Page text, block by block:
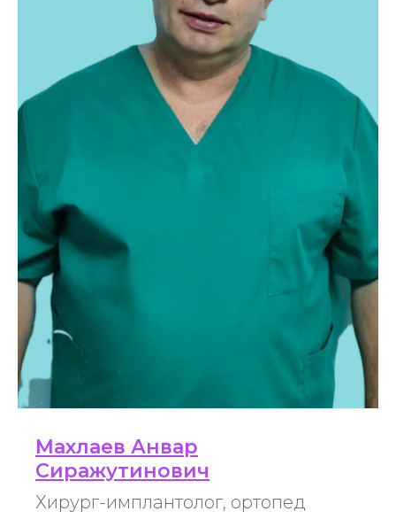
Махлаев Анвар
Сиражутинович
Хирург-имплантолог, ортопед